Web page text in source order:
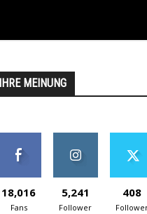
MEINUNG
18,016
Fans
5,241
Follower
408